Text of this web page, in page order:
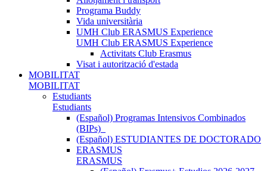
Programa Buddy
Vida universitària
UMH Club ERASMUS Experience
UMH Club ERASMUS Experience
Activitats Club Erasmus
Visat i autorització d'estada
MOBILITAT
MOBILITAT
Estudiants
Estudiants
(Español) Programas Intensivos Combinados
(BIPs)_
(Español) ESTUDIANTES DE DOCTORADO
ERASMUS
ERASMUS